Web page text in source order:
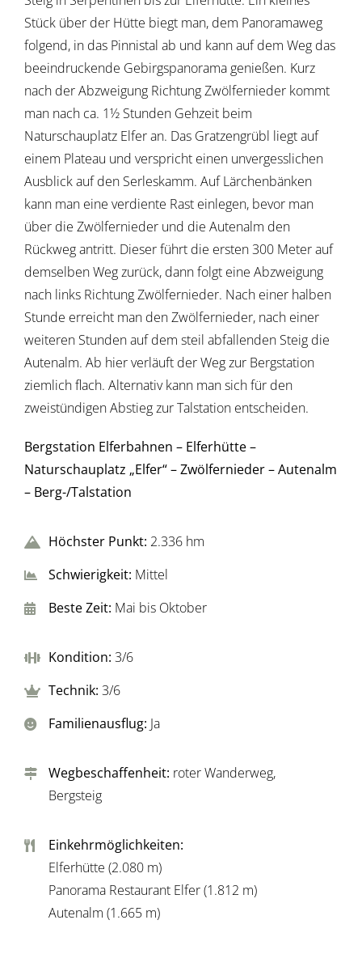
Stück über der Hütte biegt man, dem Panoramaweg
folgend, in das Pinnistal ab und kann auf dem Weg das
beeindruckende Gebirgspanorama genießen. Kurz
nach der Abzweigung Richtung Zwölfernieder kommt
man nach ca. 1½ Stunden Gehzeit beim
Naturschauplatz Elfer an. Das Gratzengrübl liegt auf
einem Plateau und verspricht einen unvergesslichen
Ausblick auf den Serleskamm. Auf Lärchenbänken
kann man eine verdiente Rast einlegen, bevor man
über die Zwölfernieder und die Autenalm den
Rückweg antritt. Dieser führt die ersten 300 Meter auf
demselben Weg zurück, dann folgt eine Abzweigung
nach links Richtung Zwölfernieder. Nach einer halben
Stunde erreicht man den Zwölfernieder, nach einer
weiteren Stunden auf dem steil abfallenden Steig die
Autenalm. Ab hier verläuft der Weg zur Bergstation
ziemlich flach. Alternativ kann man sich für den
zweistündigen Abstieg zur Talstation entscheiden.
Bergstation Elferbahnen – Elferhütte –
Naturschauplatz „Elfer“ – Zwölfernieder – Autenalm
– Berg-/Talstation
Höchster Punkt: 2.336 hm
Schwierigkeit: Mittel
Beste Zeit: Mai bis Oktober
Kondition: 3/6
Technik: 3/6
Familienausflug: Ja
Wegbeschaffenheit: roter Wanderweg,
Bergsteig
Einkehrmöglichkeiten:
Elferhütte (2.080 m)
Panorama Restaurant Elfer (1.812 m)
Autenalm (1.665 m)